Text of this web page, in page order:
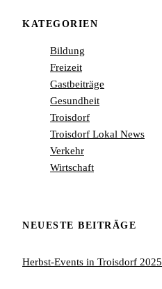
KATEGORIEN
Bildung
Freizeit
Gastbeiträge
Gesundheit
Troisdorf
Troisdorf Lokal News
Verkehr
Wirtschaft
NEUESTE BEITRÄGE
Herbst-Events in Troisdorf 2025